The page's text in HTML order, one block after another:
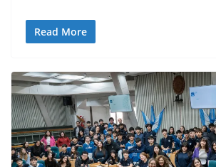
Read More